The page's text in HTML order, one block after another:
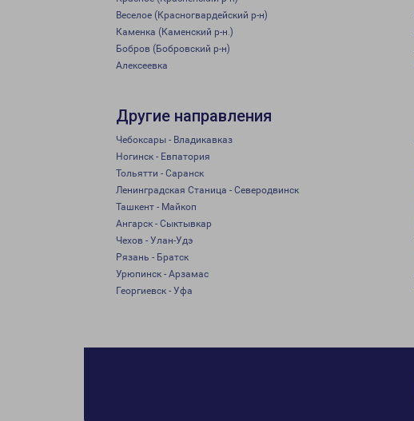
Веселое (Красногвардейский р-н)
Каменка (Каменский р-н.)
Бобров (Бобровский р-н)
Алексеевка
Другие направления
Чебоксары - Владикавказ
Ногинск - Евпатория
Тольятти - Саранск
Ленинградская Станица - Северодвинск
Ташкент - Майкоп
Ангарск - Сыктывкар
Чехов - Улан-Удэ
Рязань - Братск
Урюпинск - Арзамас
Георгиевск - Уфа